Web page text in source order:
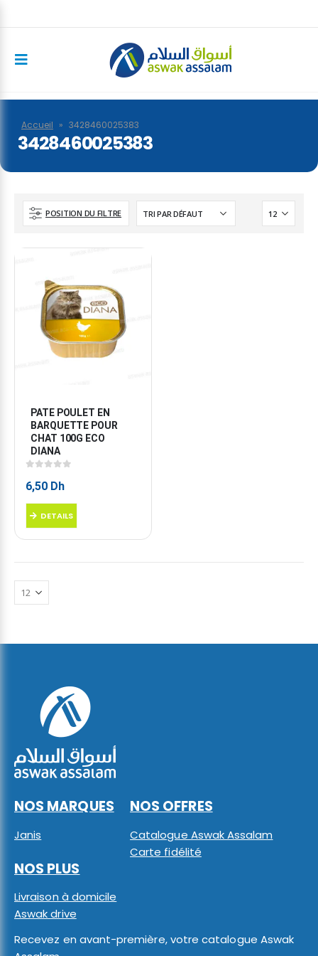
Accueil » 3428460025383
3428460025383
POSITION DU FILTRE
PATE POULET EN
BARQUETTE POUR
CHAT 100G ECO
DIANA
6,50 Dh
DETAILS
NOS MARQUES
Janis
NOS OFFRES
Catalogue Aswak Assalam
Carte fidélité
NOS PLUS
Livraison à domicile
Aswak drive
Recevez en avant-première, votre catalogue Aswak